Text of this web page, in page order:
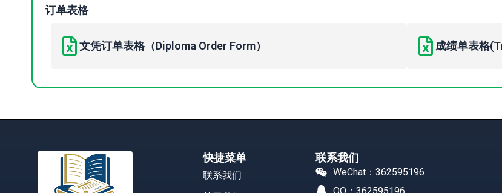
订单表格
文凭订单表格（Diploma Order Form） 成绩单表格
快捷菜单
联系我们
联系我们
WeChat：362595196
QQ：362595196